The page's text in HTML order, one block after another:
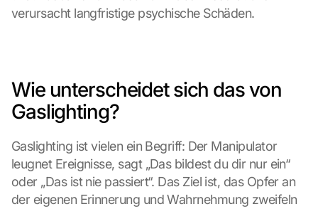
verursacht langfristige psychische Schäden.
Wie unterscheidet sich das von
Gaslighting?
Gaslighting ist vielen ein Begriff: Der Manipulator
leugnet Ereignisse, sagt „Das bildest du dir nur ein“
oder „Das ist nie passiert“. Das Ziel ist, das Opfer an
der eigenen Erinnerung und Wahrnehmung zweifeln